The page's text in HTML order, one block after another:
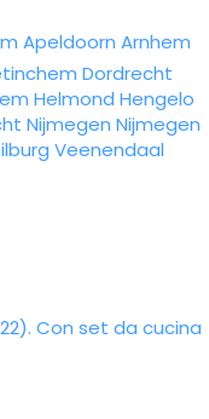
Apeldoorn Arnhem
Dordrecht
Helmond Hengelo
Nijmegen Nijmegen
Veenendaal
Con set da cucina